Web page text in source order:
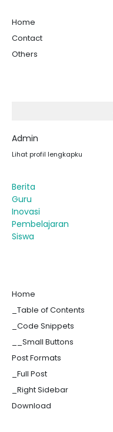
Home
Contact
Others
Admin
Lihat profil lengkapku
Berita
Guru
Inovasi
Pembelajaran
Siswa
Home
_Table of Contents
_Code Snippets
__Small Buttons
Post Formats
_Full Post
_Right Sidebar
Download